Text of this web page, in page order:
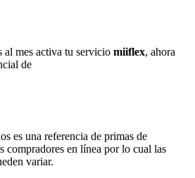
al mes activa tu servicio miiflex, ahora
de
es una referencia de primas de
compradores en línea por lo cual las
variar.